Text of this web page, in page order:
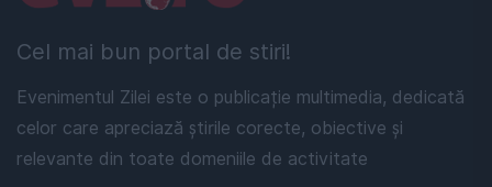
Cel mai bun portal de stiri!
Evenimentul Zilei este o publicație multimedia, dedicată
celor care apreciază știrile corecte, obiective și
relevante din toate domeniile de activitate